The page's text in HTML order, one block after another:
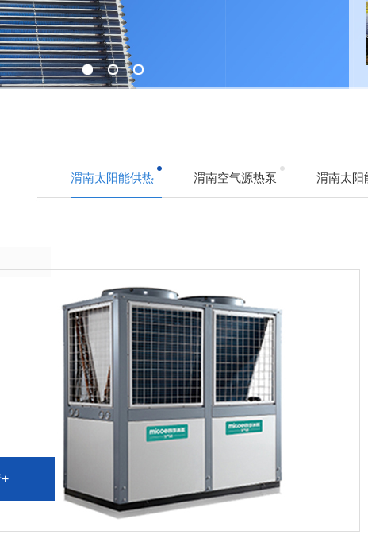
渭南太阳能供热
渭南空气源热泵 渭南太阳
+